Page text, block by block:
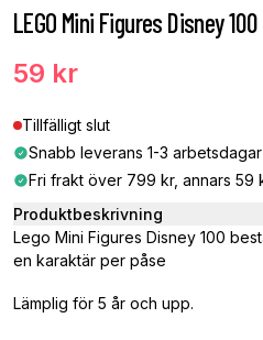
LEGO Mini Figures Disney 100
59 kr
Tillfälligt slut
Snabb leverans 1-3 arbetsdagar
Fri frakt över 799 kr, annars 59
Produktbeskrivning
Lego Mini Figures Disney 100
en karaktär per påse
Lämplig för 5 år och upp.